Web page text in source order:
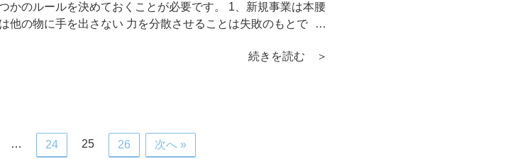
かのルールを決めておくことが必要です。 1、新規事業は本腰
他の物に手を出さない 力を分散させることは失敗のもとで
する」という社長の強い想い込みが重要だからです。スタート
と同じです。病気になったりケガをしたりもします。絶対に目
続きを読む ＞
… 24 25 26 次へ »